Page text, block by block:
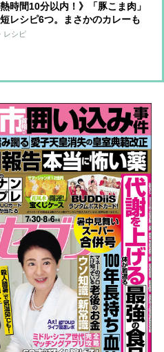
熱時間10分以内！》「豚こま肉」
レシピ6つ。まさかのカレーも
ずOK！
レシピ